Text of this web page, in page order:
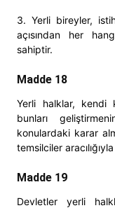
3. Yerli bireyler,
açısından her
sahiptir.
Madde 18
Yerli halklar, kendi
bunları
konulardaki karar
temsilciler
Madde 19
Devletler yerli